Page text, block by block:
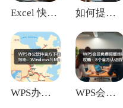
Excel 快捷键：移至下/上一个功能区 如何提升团队协作效率？协作技巧全解析
WPS办公软件官方下载指南：Window WPS会员免费领取终极攻略：8个官方认证